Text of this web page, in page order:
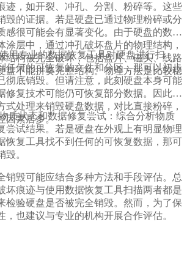
迹，如开裂、冲孔、分割、粉碎等。这些
毁的证据。若是硬盘已通过物理粉碎或分
感很可能会有显著变化。由于硬盘的数据
涂层中，通过冲孔破坏盘片的物理结构，
结构被完全破坏，包括盘片、磁头、线路
盘不能拼奏完整结构。物理方法是比较稳
用专业的数据恢复工具对硬盘进行扫
任何的可恢复的文件和分区，那可以初步
彻底销毁。但请注意，此刻硬盘本身可能
修复技术可能仍可恢复部分数据。因此通
式处理来销毁硬盘数据，对比直接粉碎，
因素居多。
质状态和数据修复尝试：综合分析物质
尝试结果。若是硬盘在外观上有明显物理
恢复工具找不到任何的可恢复数据，那可
毁。
销毁可能应结合多种方法和手段评估。总
坏痕迹与使用数据恢复工具扫描两者都是
检验硬盘是否被完全销毁。然而，为了保
，也建议与专业的机构开展合作评估。